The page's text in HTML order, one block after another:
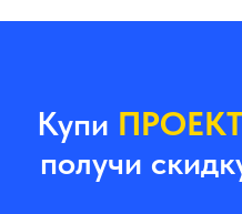
Купи
получи